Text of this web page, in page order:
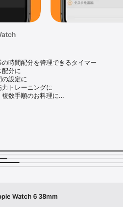
時間配分を管理できるタイマー
配分に
の設定に
力トレーニングに
複数手順のお料理に
ドで共有
プリと見合わせて利用
ードの切り替え
で構成
択可能（通常は自動進行）
ると、タスクの延長時間も表示
クをスキップして時間調整
示を切替可能
Watch 6 38mm